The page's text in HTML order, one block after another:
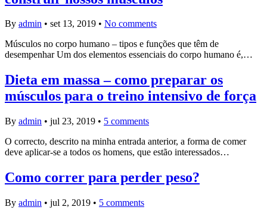
By admin • set 13, 2019 • No comments
Músculos no corpo humano – tipos e funções que têm de
desempenhar Um dos elementos essenciais do corpo humano é,…
Dieta em massa – como preparar os
músculos para o treino intensivo de força
By admin • jul 23, 2019 • 5 comments
O correcto, descrito na minha entrada anterior, a forma de comer
deve aplicar-se a todos os homens, que estão interessados…
Como correr para perder peso?
By admin • jul 2, 2019 • 5 comments